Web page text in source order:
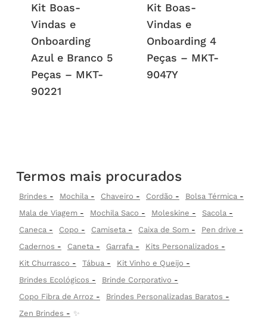
Kit Boas-
Vindas e
Onboarding
Azul e Branco 5
Peças – MKT-
90221
Kit Boas-
Vindas e
Onboarding 4
Peças – MKT-
9047Y
Termos mais procurados
Brindes Mochila Chaveiro Cordão
Bolsa Térmica
Mala de Viagem
Mochila Saco Moleskine
Sacola
Caneca
Copo Camiseta Caixa de Som
Pen drive
Cadernos
Caneta Garrafa
Kits Personalizados
Kit Churrasco
Tábua
Kit Vinho e Queijo
Brindes Ecológicos
Brinde Corporativo
Copo Fibra de Arroz
Brindes Personalizadas Baratos
Zen Brindes
✨